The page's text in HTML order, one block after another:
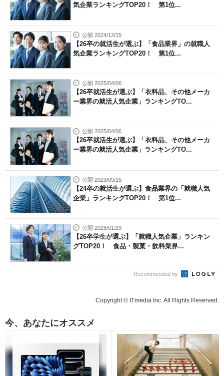
気企業ランキングTOP20！ 第1位...
公開 2024/12/15
【26卒の就活生が選ぶ】「食品業界」の就職人
気企業ランキングTOP20！ 第1位...
公開 2025/04/06
【26卒就活生が選ぶ】「衣料品、その他メーカ
ー業界の就活人気企業」ランキングTO...
公開 2025/04/06
【26卒就活生が選ぶ】「衣料品、その他メーカ
ー業界の就活人気企業」ランキングTO...
公開 2023/09/15
【24卒の就活生が選ぶ】食品業界の「就職人気
企業」ランキングTOP20！ 第1位...
公開 2025/01/29
【26卒学生が選ぶ】「就職人気企業」ランキン
グTOP20！ 食品・製菓・飲料業界...
Recommended by
Copyright © ITmedia Inc. All Rights Reserved.
今、あなたにオススメ